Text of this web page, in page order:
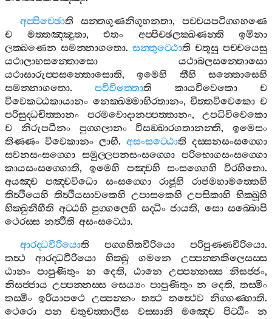
අප‍්පිච‍්ඡොති සන‍්තගුණනිගුහනතා, පච‍්චයපටිග‍්ගහණෙ
ච
මත‍්තඤ‍්ඤුතා, එතං අප‍්පිච‍්ඡලක‍්ඛණන‍්ති
ඉමිනා
ලක‍්ඛණෙන සමන‍්නාගතො. සන‍්තුට‍්ඨොති චතූසු පච‍්චයෙසු
යථාලාභසන‍්තොසො
යථාබලසන‍්තොසො
යථාසාරුප‍්පසන‍්තොසොති,ඉමෙහි තීහි
සන‍්තොසෙහි
සමන‍්නාගතො.පවිවිත‍්තොති කායවිවෙකො
ච
විවෙකට‍්ඨකායානං නෙක‍්ඛම‍්මාභිරතානං,චිත‍්තවිවෙකො ච
පරිසුද‍්ධචිත‍්තානං
පරමවොදානප‍්පත‍්තානං, උපධිවිවෙකො
ච
නිරුපධීනං පුග‍්ගලානං විසඞ‍්ඛාරගතානන‍්ති, ඉමෙසං
තිණ‍්ණං විවෙකානං ලාභී. අසංසට‍්ඨොති දස‍්සනසංසග‍්ගො
සවනසංසග‍්ගො සමුල‍්ලපනසංසග‍්ගො පරිභොගසංසග‍්ගො
කායසංසග‍්ගොති, ඉමෙහි පඤ‍්චහි සංසග‍්ගෙහි විරහිතො.
අයඤ‍්ච
පඤ‍්චවිධො සංසග‍්ගො රාජූහි
රාජමහාමත‍්තෙහි
තිත්‍ථියෙහි තිත්‍ථියසාවකෙහි උපාසකෙහි උපසිකාහි භික‍්ඛූහි
භික‍්ඛුනීහීති අට‍්ඨහි පුග‍්ගලෙහි සද‍්ධිං ජායති, සො සබ‍්බොපි
ථෙරස‍්ස නත්‍ථීති අසංසට‍්ඨො.
ආරද‍්ධවීරියොති පග‍්ගහිතවීරියො පරිපුණ‍්ණවීරියො.
තත්‍ථ
ආරද‍්ධවීරියො භික‍්ඛු ගමනෙ
උප‍්පන‍්නකිලෙසස‍්ස
ඨානං පාපුණිතුං න දෙති, ඨානෙ උප‍්පන‍්නස‍්ස නිසජ‍්ජං,
නිසජ‍්ජාය උප‍්පන‍්නස‍්ස සෙය්‍යං පාපුණිතුං න දෙති,තස‍්මිං
තස‍්මිං ඉරියාපථෙ උප‍්පන‍්නං තත්‍ථ තත්‍ථෙව නිග‍්ගණ‍්හාති.
ථෙරො
පන චතුචත‍්තාලීස වස‍්සානි මඤ‍්චෙ පිට‍්ඨිං
න